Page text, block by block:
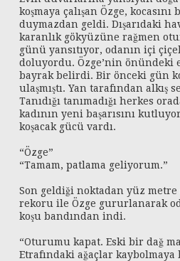
koşmaya çalışan Özge, kocasını
duymazdan geldi. Dışarıdaki
karanlık gökyüzüne rağmen
günü yansıtıyor, odanın içi
doluyordu. Özge’nin önündeki
bayrak belirdi. Bir önceki gün
ulaşmıştı. Yan tarafından alkış
Tanıdığı tanımadığı herkes
kadının yeni başarısını
koşacak gücü vardı.
“Özge”
“Tamam, patlama geliyorum.”
Son geldiği noktadan yüz
rekoru ile Özge gururlanarak
koşu bandından indi.
“Oturumu kapat. Eski bir dağ
Etrafındaki ağaçlar kaybolmaya